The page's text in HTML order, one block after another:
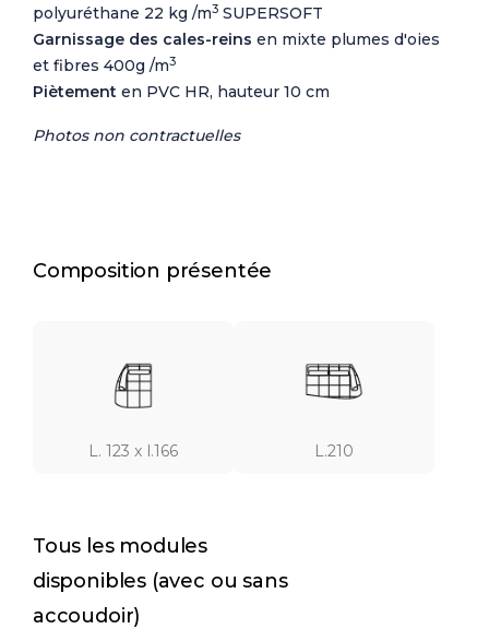
polyuréthane 22 kg /m3 SUPERSOFT
Garnissage des cales-reins en mixte plumes d'oies
et fibres 400g /m3
Piètement en PVC HR, hauteur 10 cm
Photos non contractuelles
Composition présentée
L. 123 x l.166 L.210
Tous les modules
disponibles (avec ou sans
accoudoir)